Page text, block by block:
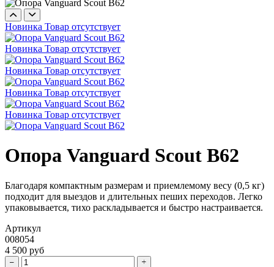
Новинка Товар отсутствует
Новинка Товар отсутствует
Новинка Товар отсутствует
Новинка Товар отсутствует
Новинка Товар отсутствует
Опора Vanguard Scout B62
Благодаря компактным размерам и приемлемому весу (0,5 кг)
подходит для выездов и длительных пеших переходов. Легко
упаковывается, тихо раскладывается и быстро настраивается.
Артикул
008054
4 500 руб